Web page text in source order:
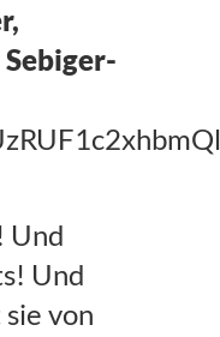
Und
Und
von